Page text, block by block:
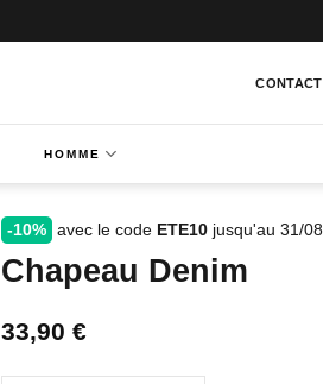
CONTACT
HOMME
-10% avec le code ETE10jusqu'au 31/08
Chapeau Denim
33,90 €